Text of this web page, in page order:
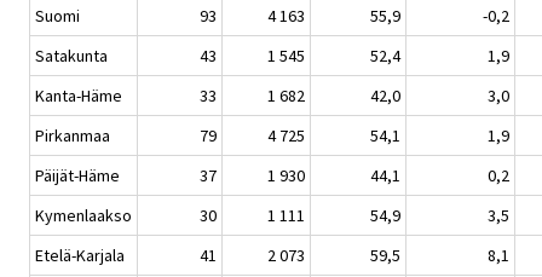
Suomi
93 4 163 55,9
-0,2
Satakunta
43 1 545 52,4
1,9
Kanta-Häme
33 1 682 42,0
3,0
Pirkanmaa
79 4 725 54,1
1,9
Päijät-Häme
37 1 930 44,1
0,2
Kymenlaakso
30 1 111 54,9
3,5
Etelä-Karjala
41 2 073 59,5
8,1